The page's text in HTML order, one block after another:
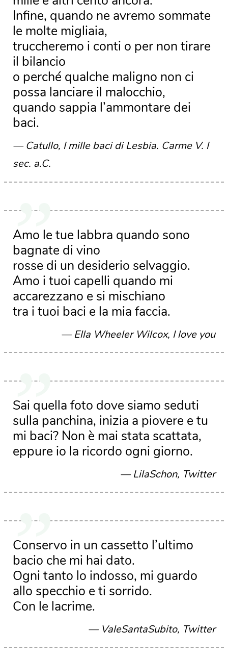
Infine, quando ne avremo sommate
le molte migliaia,
truccheremo i conti o per non tirare
il bilancio
o perché qualche maligno non ci
possa lanciare il malocchio,
quando sappia l’ammontare dei
baci.
Catullo, I mille baci di Lesbia. Carme V. I
sec. a.C.
Amo le tue labbra quando sono
bagnate di vino
rosse di un desiderio selvaggio.
Amo i tuoi capelli quando mi
accarezzano e si mischiano
tra i tuoi baci e la mia faccia.
Ella Wheeler Wilcox, I love you
Sai quella foto dove siamo seduti
sulla panchina, inizia a piovere e tu
mi baci? Non è mai stata scattata,
eppure io la ricordo ogni giorno.
LilaSchon, Twitter
Conservo in un cassetto l’ultimo
bacio che mi hai dato.
Ogni tanto lo indosso, mi guardo
allo specchio e ti sorrido.
Con le lacrime.
ValeSantaSubito, Twitter